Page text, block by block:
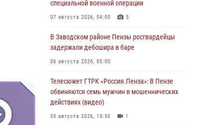
специальной военной операции
07 августа 2026, 04:00 5
В Заводском районе Пензы росгвардейцы
задержали дебошира в баре
06 августа 2026, 05:00
Телесюжет ГТРК «Россия.Пенза»: В Пензе
обвиняются семь мужчин в мошеннических
действиях (видео)
05 августа 2026, 15:50 1